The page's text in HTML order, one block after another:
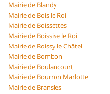
Mairie de Blandy
Mairie de Bois le Roi
Mairie de Boissettes
Mairie de Boissise le Roi
Mairie de Boissy le Châtel
Mairie de Bombon
Mairie de Boulancourt
Mairie de Bourron Marlotte
Mairie de Bransles